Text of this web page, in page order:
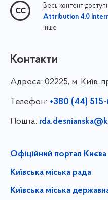
Весь контент
Attribution 4.0
інше
Контакти
Адреса: 02225, м. Київ,
Телефон: +380 (44)
Пошта:
Офіційний портал Києва
Київська міська рада
Київська міська